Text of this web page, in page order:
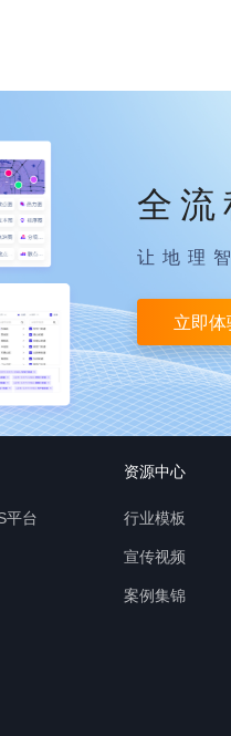
全
让地理
立即体
平台
资源中心
行业模板
宣传视频
案例集锦